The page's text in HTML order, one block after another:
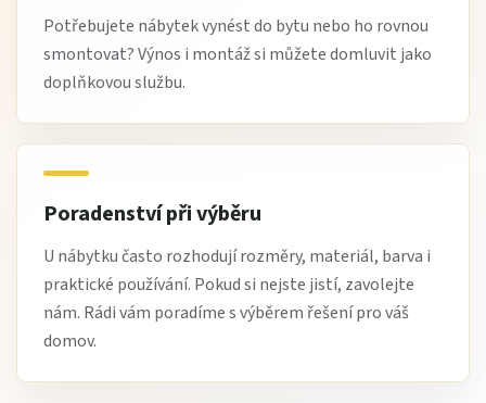
Potřebujete nábytek vynést do bytu nebo ho rovnou
smontovat? Výnos i montáž si můžete domluvit jako
doplňkovou službu.
Poradenství při výběru
U nábytku často rozhodují rozměry, materiál, barva i
praktické používání. Pokud si nejste jistí, zavolejte
nám. Rádi vám poradíme s výběrem řešení pro váš
domov.